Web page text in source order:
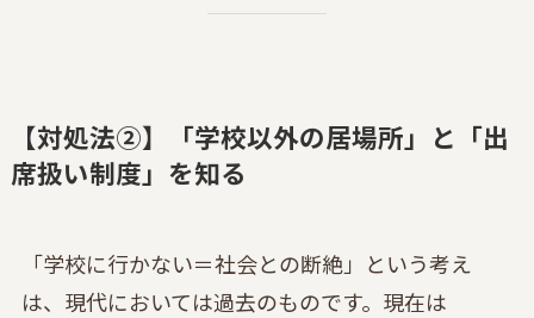
【対処法②】「学校以外の居場所」と「出
席扱い制度」を知る
「学校に行かない＝社会との断絶」という考え
は、現代においては過去のものです。現在は